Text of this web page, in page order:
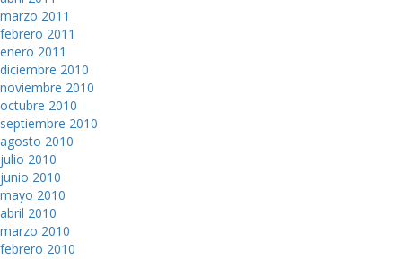
marzo 2011
febrero 2011
enero 2011
diciembre 2010
noviembre 2010
octubre 2010
septiembre 2010
agosto 2010
julio 2010
junio 2010
mayo 2010
abril 2010
marzo 2010
febrero 2010